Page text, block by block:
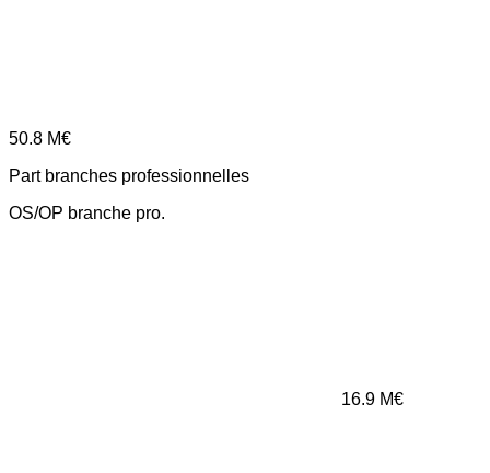
50.8 M€
Part branches professionnelles
OS/OP branche pro.
16.9 M€